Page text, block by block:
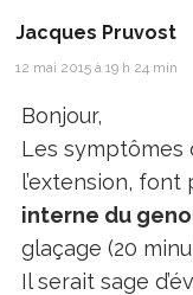
Jacques Pruvost
12 mai 2015 à 19 h 24 min
Bonjour,
Les symptômes
l’extension,
interne du
glaçage (20
Il serait sage